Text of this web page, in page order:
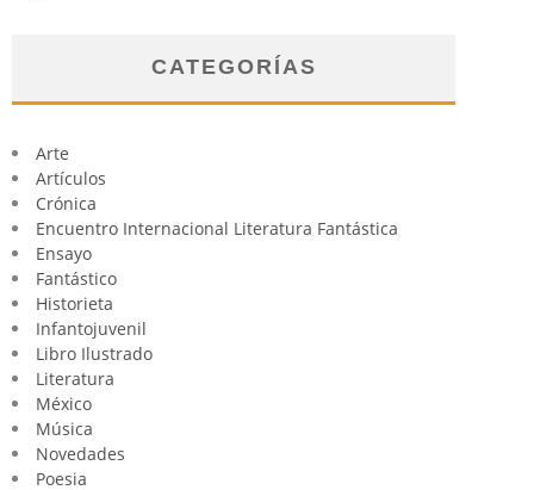
CATEGORÍAS
Arte
Artículos
Crónica
Encuentro Internacional Literatura Fantástica
Ensayo
Fantástico
Historieta
Infantojuvenil
Libro Ilustrado
Literatura
México
Música
Novedades
Poesia